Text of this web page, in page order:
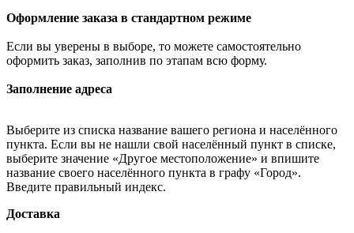
Оформление заказа в стандартном режиме
Если вы уверены в выборе, то можете самостоятельно
оформить заказ, заполнив по этапам всю форму.
Заполнение адреса
Выберите из списка название вашего региона и населённого
пункта. Если вы не нашли свой населённый пункт в списке,
выберите значение «Другое местоположение» и впишите
название своего населённого пункта в графу «Город».
Введите правильный индекс.
Доставка